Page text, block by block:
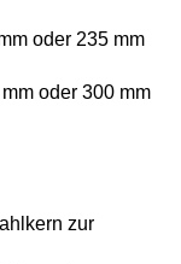
oder 235 mm
oder 300 mm
zur